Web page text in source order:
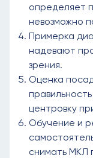
определяет
невозможно
Примерка
надевают
зрения.
Оценка
центровку
Обучение и
снимать МКЛ